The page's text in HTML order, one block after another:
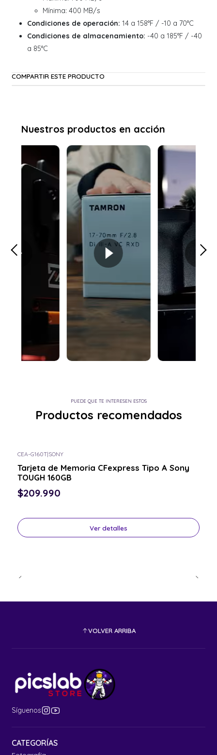
Mínima: 400 MB/s
Condiciones de operación: 14 a 158°F / -10 a 70°C
Condiciones de almacenamiento: -40 a 185°F / -40
a 85°C
COMPARTIR ESTE PRODUCTO
PUEDE QUE TE INTERESEN ESTOS
Productos recomendados
CEA-G160T|SONY
Tarjeta de Memoria CFexpress Tipo A Sony
TOUGH 160GB
$209.990
Ver detalles
VOLVER ARRIBA
Síguenos
CATEGORÍAS